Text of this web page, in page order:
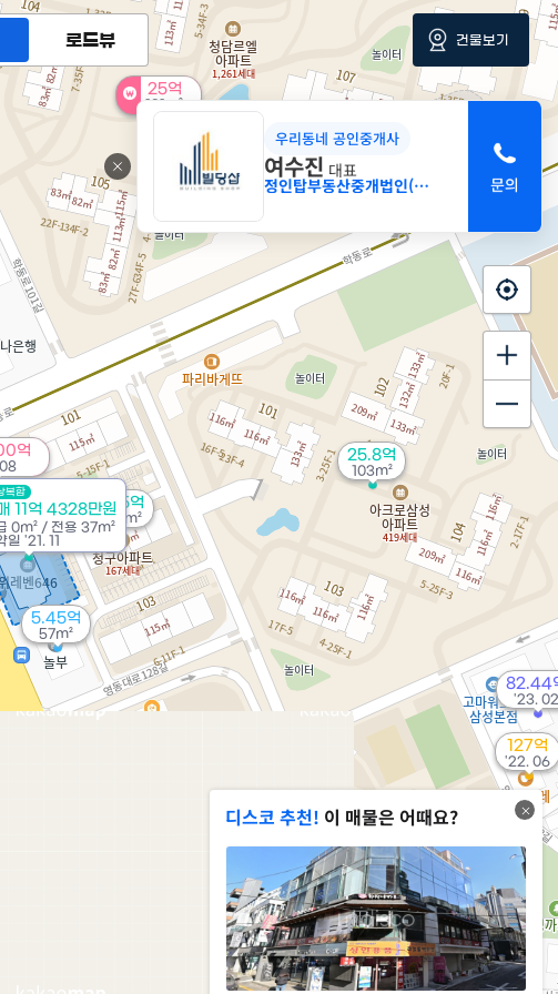
억
5.45억
57m²
66.5억
183m²
27.5억
106m²
25억
131m²
82.44
'23. 02
127억
'22. 06
복합
11억 4328만원
0m² / 전용 37m²
일 '21. 11
25.8억
103m²
디스코 추천! 이 매물은 어때요?
우리동네 공인중개사
여수진 대표
정인탑부동산중개법인(주)
로드뷰 건물보기